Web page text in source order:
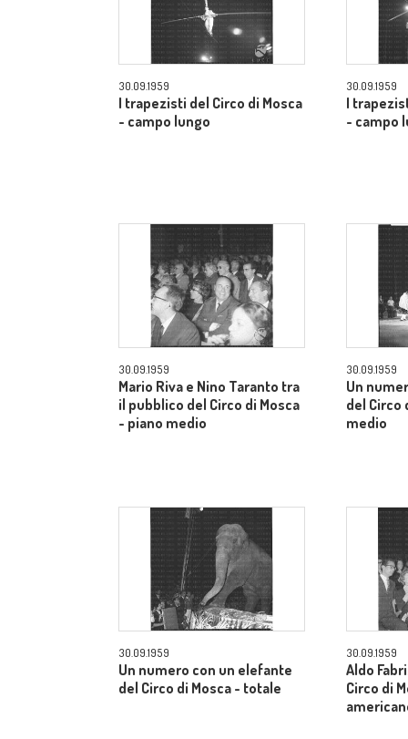
30.09.1959
I trapezisti del Circo di Mosca
- campo lungo
30.09.1959
I
- campo
30.09.1959
Mario Riva e Nino Taranto tra
il pubblico del Circo di Mosca
- piano medio
30.09.1959
Un
del Circo
medio
30.09.1959
Un numero con un elefante
del Circo di Mosca - totale
30.09.1959
Aldo
Circo di